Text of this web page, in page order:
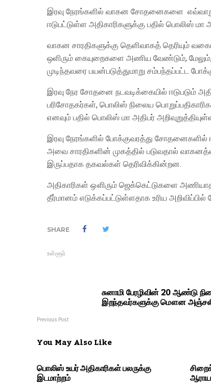
இரவு நேரங்களில் வாகன சோதனைகளை
ஈடுபட்டுள்ள அதிகாரிகளுக்கு பதில் பொலிஸ்
வாகன சாரதிகளுக்கு தெளிவாகத் தெரியும்
ஒளிரும் கையுறைகளை அணிய வேண்டும்,
முடிந்தவரை பயன்படுத்துமாறு சம்பந்தப்பட்ட
இரவு நேர சோதனை நடவடிக்கையில் ஈடுபடும்
பரிசோதகர்கள், பொலிஸ் நிலைய
எனவும் பதில் பொலிஸ் மா அதிபர்
இரவு நேரங்களில் போக்குவரத்து சோதனைகளில்
அவை சாரதிகளின் முகத்தில் படுவதால்
இருப்பதாக தகவல்கள் தெரிவிக்கின்றன.
அதிகாரிகள் ஔிரும் ஜெக்கெட்டுகளை
தீர்மானம் எடுக்கப்பட்டுள்ளதாக உரிய அறிவிப்பில்
SHARE
உள்ளூர்
சுனாமி பேரழிவின் 20 ஆண்டு
இறந்தவர்களுக்கு மௌன
Previous Post
You May Also Like
பொலிஸ் உயர் அதிகாரிகள் பலருக்கு
இடமாற்றம்